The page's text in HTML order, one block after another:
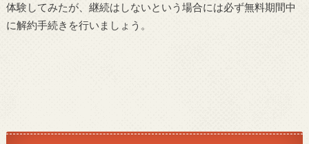
体験してみたが、継続はしないという場合には必ず無料期間中
に解約手続きを行いましょう。